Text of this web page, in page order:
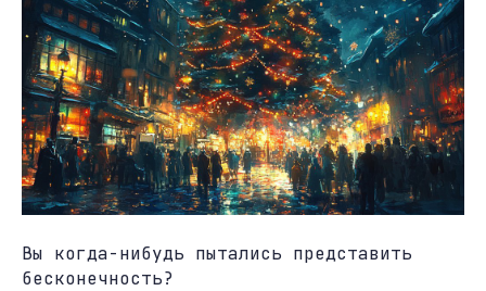
Вы когда-нибудь пытались представить
бесконечность?